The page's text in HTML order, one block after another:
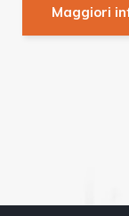
Maggiori